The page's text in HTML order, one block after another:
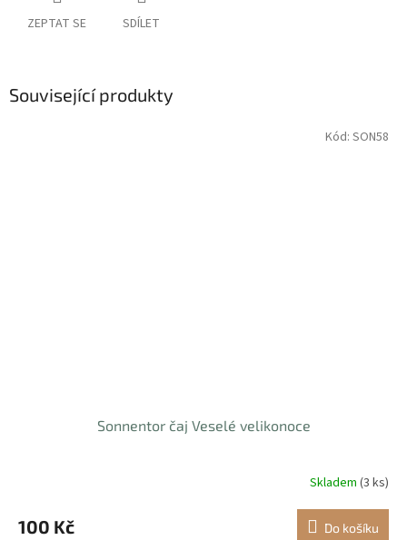
ZEPTAT SE SDÍLET
Související produkty
Sonnentor čaj Veselé velikonoce
Skladem (3 ks)
100 Kč Do košíku
Kód: SON58